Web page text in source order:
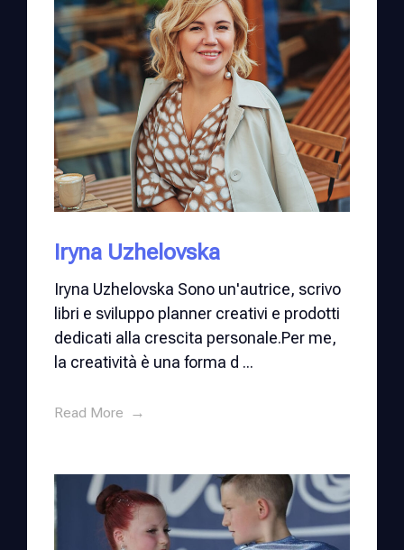
Iryna Uzhelovska
Iryna Uzhelovska Sono un'autrice, scrivo
libri e sviluppo planner creativi e prodotti
dedicati alla crescita personale.Per me,
la creatività è una forma d ...
Read More